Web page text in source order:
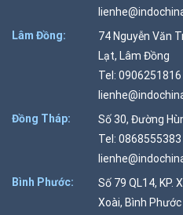
Lâm Đồng:
74 Nguyễn Văn
Lạt, Lâm Đồng
Tel: 0906251816
Đồng Tháp:
Số 30, Đường
Tel: 0868555383
Bình Phước:
Số 79 QL14, KP.
Xoài, Bình Phước